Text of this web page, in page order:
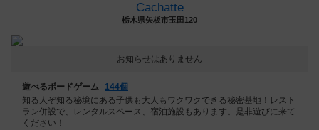
Cachatte
栃木県矢板市玉田120
お知らせはありません
遊べるボードゲーム
144個
知る人ぞ知る秘境にある子供も大人もワクワクできる秘密基地！レスト
ラン併設で、レンタルスペース、宿泊施設もあります。是非遊びに来て
ください！